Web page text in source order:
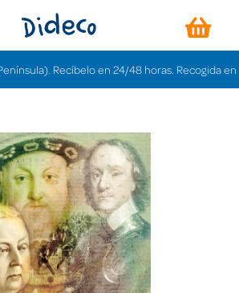
Recíbelo en 24/48 horas. Recogida en